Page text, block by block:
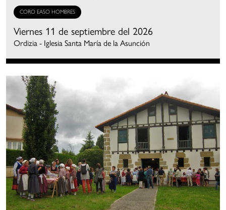
CORO EASO HOMBRES
Viernes 11 de septiembre del 2026
Ordizia - Iglesia Santa María de la Asunción